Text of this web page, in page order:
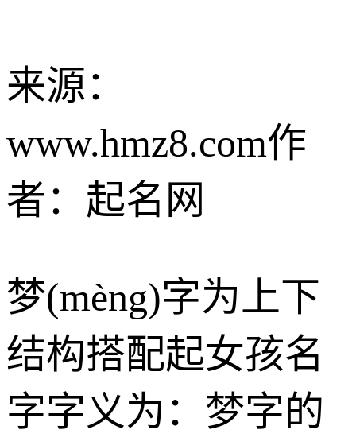
来源：
www.hmz8.com作
者：起名网
梦(mèng)字为上下
结构搭配起女孩名
字字义为：梦字的